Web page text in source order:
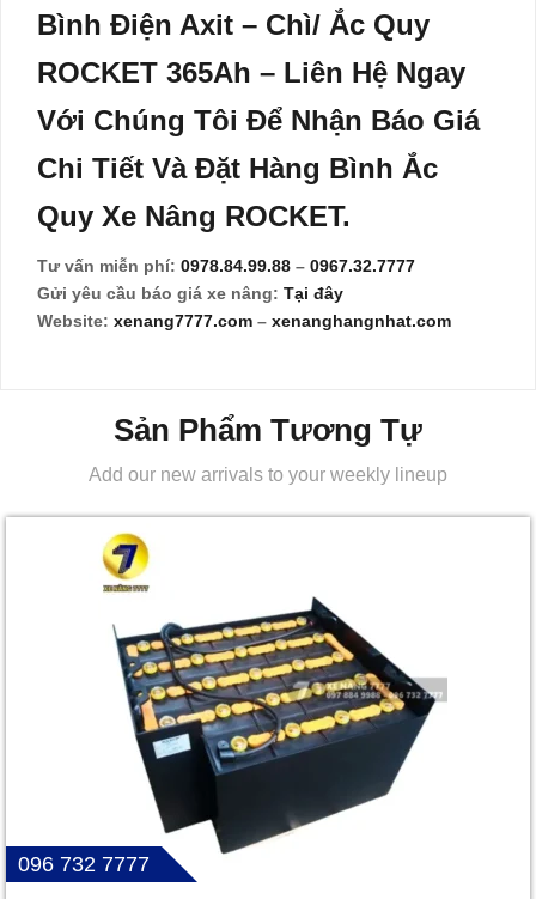
Bình Điện Axit – Chì/ Ắc Quy
ROCKET 365Ah – Liên Hệ Ngay
Với Chúng Tôi Để Nhận Báo Giá
Chi Tiết Và Đặt Hàng Bình Ắc
Quy Xe Nâng ROCKET.
Tư vấn miễn phí: 0978.84.99.88 – 0967.32.7777
Gửi yêu cầu báo giá xe nâng: Tại đây
Website: xenang7777.com – xenanghangnhat.com
Sản Phẩm Tương Tự
Add our new arrivals to your weekly lineup
096 732 7777